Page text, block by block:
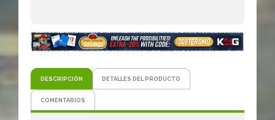
DESCRIPCIÓN DETALLES DEL PRODUCTO
COMENTARIOS